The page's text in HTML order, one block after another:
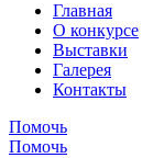
Главная
О конкурсе
Выставки
Галерея
Контакты
Помочь
Помочь